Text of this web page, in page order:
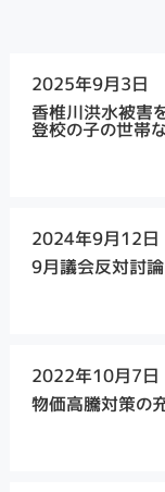
2025年9月3日
香椎川洪水被害
登校の子の世帯
2024年9月12日
9月議会反対討論
2022年10月7日
物価高騰対策の